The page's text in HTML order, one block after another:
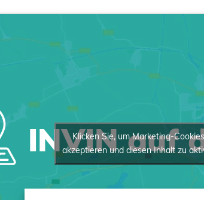
INVIN auf
Klicken Sie, um Marketing-
akzeptieren und diesen Inhalt zu